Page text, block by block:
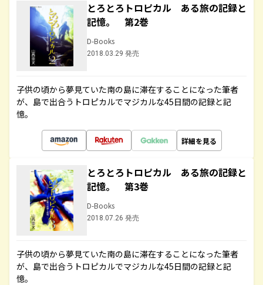
とろとろトロピカル ある旅の記録と
記憶。 第2巻
D-Books
2018.03.29 発売
子供の頃から夢見ていた南の島に滞在することになった筆者
が、島で出合うトロピカルでマジカルな45日間の記録と記
憶。
詳細を見る
とろとろトロピカル ある旅の記録と
記憶。 第3巻
D-Books
2018.07.26 発売
子供の頃から夢見ていた南の島に滞在することになった筆者
が、島で出合うトロピカルでマジカルな45日間の記録と記
憶。